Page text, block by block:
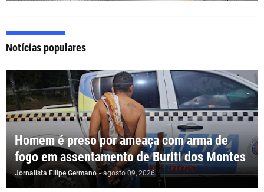
Notícias populares
Homem é preso por ameaça com arma de
fogo em assentamento de Buriti dos Montes
Jornalista Filipe Germano - agosto 09, 2026